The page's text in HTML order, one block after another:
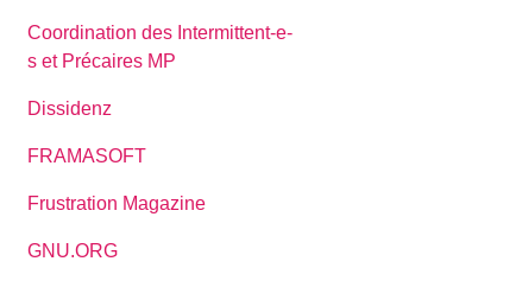
Coordination des Intermittent-e-
s et Précaires MP
Dissidenz
FRAMASOFT
Frustration Magazine
GNU.ORG